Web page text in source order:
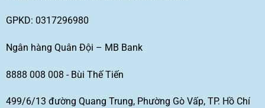
GPKD: 0317296980
Ngân hàng Quân Đội – MB Bank
8888 008 008 - Bùi Thế Tiến
499/6/13 đường Quang Trung, Phường Gò Vấp, TP. Hồ Chí